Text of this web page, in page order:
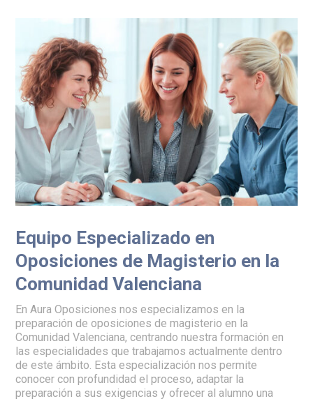
Equipo Especializado en
Oposiciones de Magisterio en la
Comunidad Valenciana
En Aura Oposiciones nos especializamos en la
preparación de oposiciones de magisterio en la
Comunidad Valenciana, centrando nuestra formación en
las especialidades que trabajamos actualmente dentro
de este ámbito. Esta especialización nos permite
conocer con profundidad el proceso, adaptar la
preparación a sus exigencias y ofrecer al alumno una